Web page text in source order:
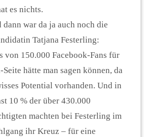
es nichts.
dann war da ja auch noch die
Tatjana Festerling:
von 150.000 Facebook-Fans für
Seite hätte man sagen können, da
Potential vorhanden. Und in
10 % der über 430.000
machten bei Festerling im
ihr Kreuz – für eine